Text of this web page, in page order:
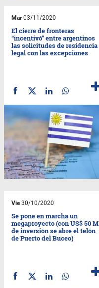
Mar03/11/2020
El cierre de fronteras
“incentivó” entre argentinos
las solicitudes de residencia
legal con las excepciones
Vie30/10/2020
Se pone en marcha un
megaproyecto (con US$ 50 M
de inversión se abre el telón
de Puerto del Buceo)